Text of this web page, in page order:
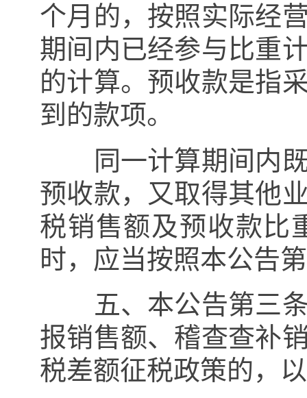
个月的，按照实际经
期间内已经参与比重
的计算。预收款是指
到的款项。
同一计算期间内既
预收款，又取得其他
税销售额及预收款比
时，应当按照本公告
五、本公告第三条
报销售额、稽查查补
税差额征税政策的，